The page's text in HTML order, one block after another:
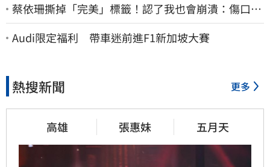
蔡依珊撕掉「完美」標籤！認了我也會崩潰：傷口終
究會癒合
Audi限定福利 帶車迷前進F1新加坡大賽
熱搜新聞 更多
高雄 張惠妹 五月天